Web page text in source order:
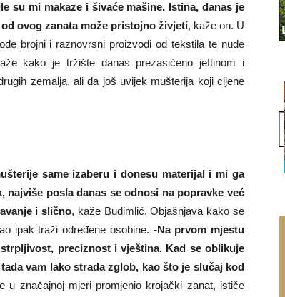
su mi makaze i šivaće mašine. Istina, danas je
ovog zanata može pristojno živjeti, kaže on. U
brojni i raznovrsni proizvodi od tekstila te nude
kako je tržište danas prezasićeno jeftinom i
zemalja, ali da još uvijek mušterija koji cijene
same izaberu i donesu materijal i mi ga
posla danas se odnosi na popravke već
i slično, kaže Budimlić. Objašnjava kako se
ipak traži određene osobine. -Na prvom mjestu
preciznost i vještina. Kad se oblikuje
vam lako strada zglob, kao što je slučaj kod
u značajnoj mjeri promjenio krojački zanat, ističe